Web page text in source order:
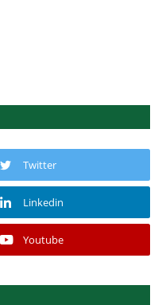
Twitter
Linkedin
Youtube